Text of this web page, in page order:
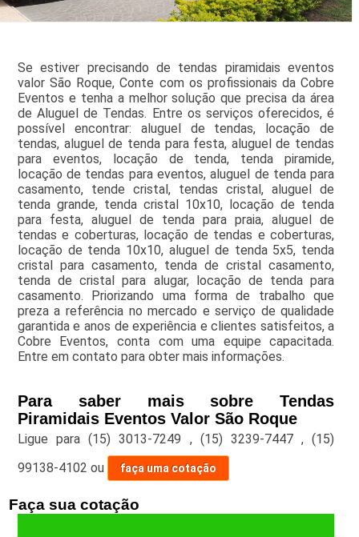
Se estiver precisando de tendas piramidais eventos
valor São Roque, Conte com os profissionais da Cobre
Eventos e tenha a melhor solução que precisa da área
de Aluguel de Tendas. Entre os serviços oferecidos, é
possível encontrar: aluguel de tendas, locação de
tendas, aluguel de tenda para festa, aluguel de tendas
para eventos, locação de tenda, tenda piramide,
locação de tendas para eventos, aluguel de tenda para
casamento, tende cristal, tendas cristal, aluguel de
tenda grande, tenda cristal 10x10, locação de tenda
para festa, aluguel de tenda para praia, aluguel de
tendas e coberturas, locação de tendas e coberturas,
locação de tenda 10x10, aluguel de tenda 5x5, tenda
cristal para casamento, tenda de cristal casamento,
tenda de cristal para alugar, locação de tenda para
casamento. Priorizando uma forma de trabalho que
preza a referência no mercado e serviço de qualidade
garantida e anos de experiência e clientes satisfeitos, a
Cobre Eventos, conta com uma equipe capacitada.
Entre em contato para obter mais informações.
Para saber mais sobre Tendas
Piramidais Eventos Valor São Roque
Ligue para(15) 3013-7249 , (15) 3239-7447 ,(15)
99138-4102 ou faça uma cotação
Faça sua cotação